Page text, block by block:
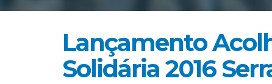
Lançamento
Solidária 2016